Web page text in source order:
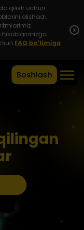
qilish uchun
olishadi.
hisoblarimizga
FAQ bo'limiga
x
Boshlash